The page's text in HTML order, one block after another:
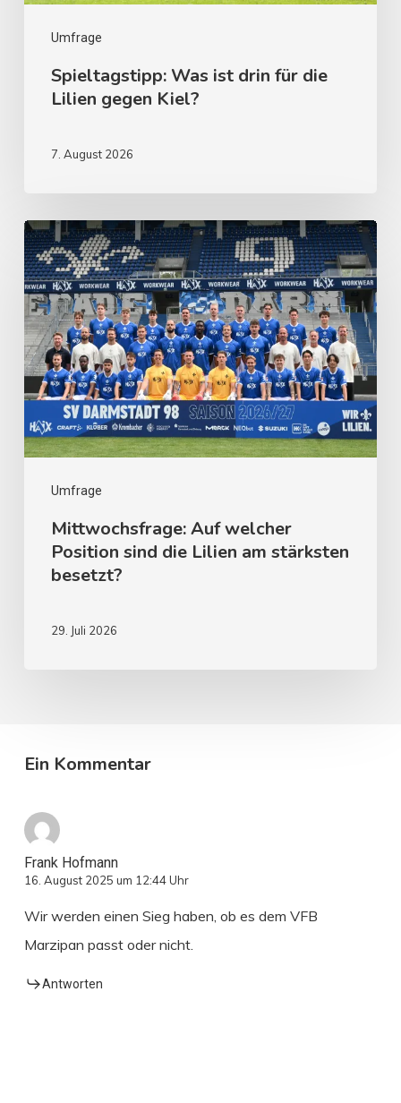
Umfrage
Spieltagstipp: Was ist drin für die
Lilien gegen Kiel?
7. August 2026
Umfrage
Mittwochsfrage: Auf welcher
Position sind die Lilien am stärksten
besetzt?
29. Juli 2026
Ein Kommentar
Frank Hofmann
16. August 2025 um 12:44 Uhr
Wir werden einen Sieg haben, ob es dem VFB
Marzipan passt oder nicht.
Antworten